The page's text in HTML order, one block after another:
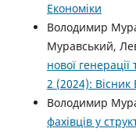
Економіки
Володимир
Муравський,
нової генерації
2 (2024): Вісник
Володимир
фахівців у